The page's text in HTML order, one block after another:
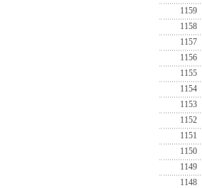
1159
1158
1157
1156
1155
1154
1153
1152
1151
1150
1149
1148